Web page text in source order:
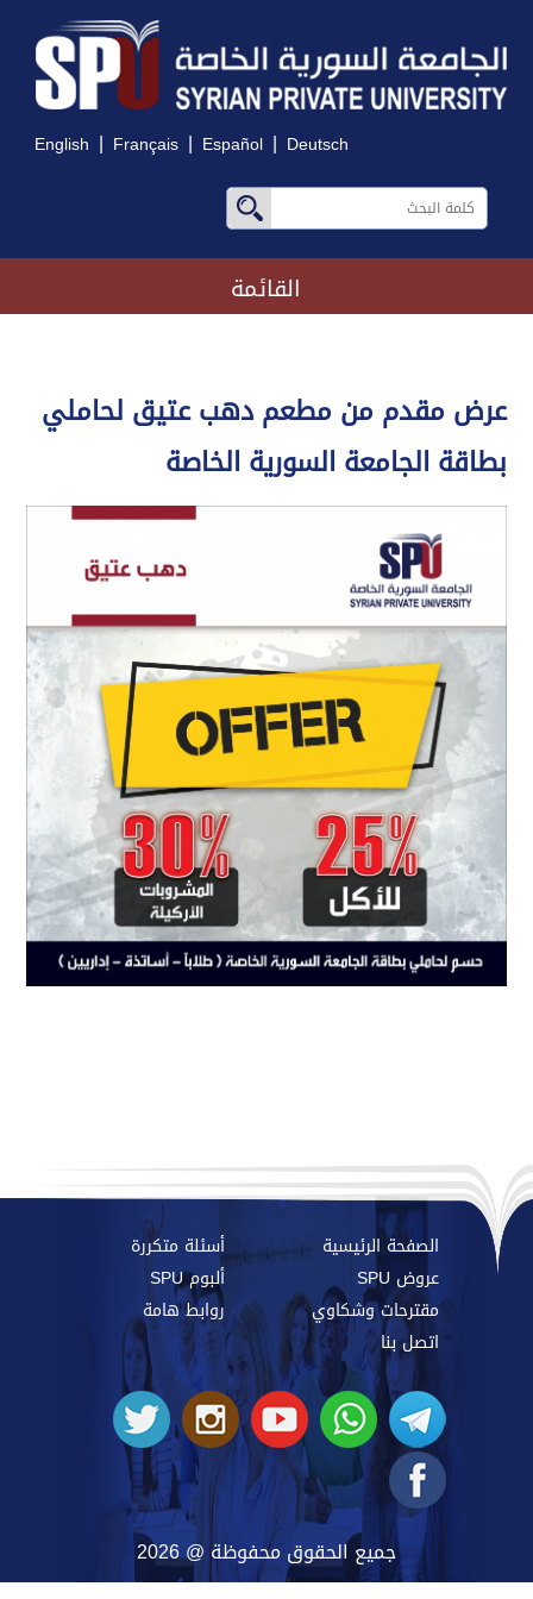
English | Français | Español | Deutsch
القائمة
عرض مقدم من مطعم دهب عتيق لحاملي
بطاقة الجامعة السورية الخاصة
الصفحة الرئيسية
أسئلة متكررة
عروض SPU
ألبوم SPU
مقترحات وشكاوي
روابط هامة
اتصل بنا
جميع الحقوق محفوظة @ 2026